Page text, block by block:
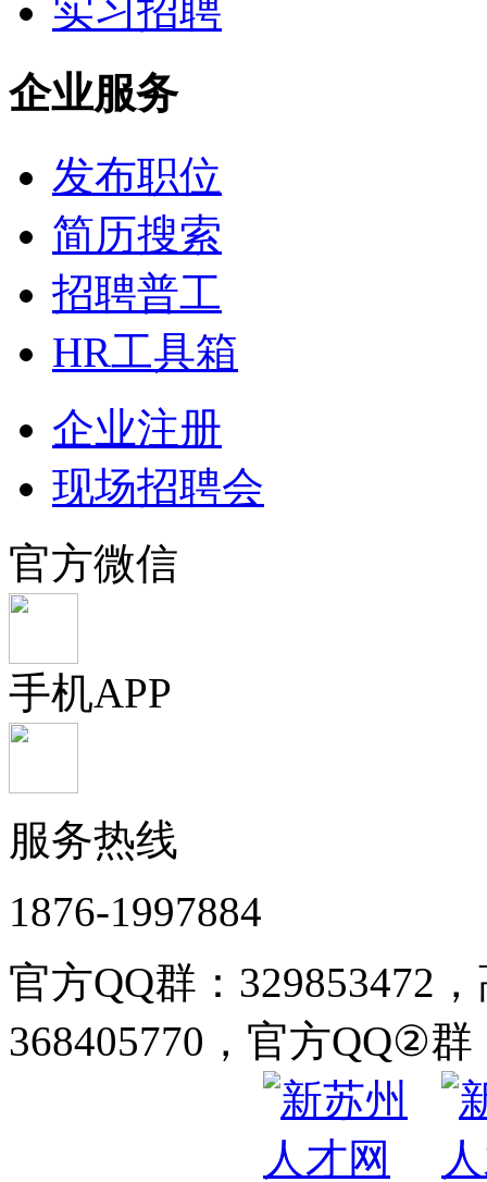
实习招聘
企业服务
发布职位
简历搜索
招聘普工
HR工具箱
企业注册
现场招聘会
官方微信
手机APP
服务热线
1876-1997884
官方QQ群：329853472
368405770，官方QQ②群